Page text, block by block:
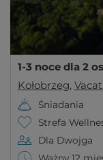
1-3 noce dla 2
Kołobrzeg,
Śniadania
Strefa
Dla Dwojga